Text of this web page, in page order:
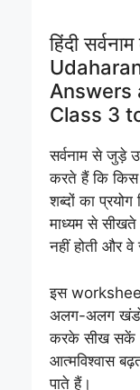
हिंदी
Answers
Class 3
सर्वनाम से जुड़े
करते हैं कि
शब्दों का प्रयोग
माध्यम से सीखते
नहीं होती और
इस worksheet
अलग-अलग खंडों में
करके सीख सकें।
आत्मविश्वास
पाते हैं।